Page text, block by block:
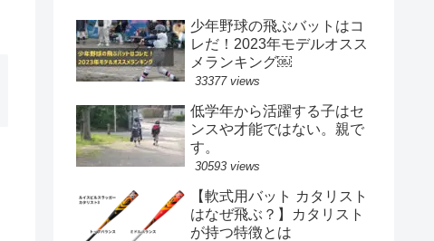
少年野球の飛ぶバットはコ
レだ！2023年モデルオスス
メランキング￼
33377 views
低学年から活躍する子はセ
ンスや才能ではない。親で
す。
30593 views
【軟式用バット カタリスト
はなぜ飛ぶ？】カタリスト
が持つ特徴とは